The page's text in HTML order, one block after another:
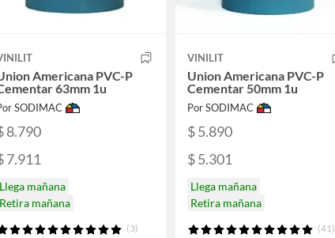
Americana PVC-P
63mm 1u
SODIMAC
8.790
7.911
Llega mañana
Retira mañana
(3)
VINILIT
Union Americana PVC-P
Cementar 50mm 1u
Por SODIMAC
$ 5.890
$ 5.301
Llega mañana
Retira mañana
(41)